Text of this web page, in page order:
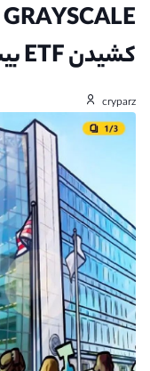
کشیدن ETF بیت کوین
cryparz